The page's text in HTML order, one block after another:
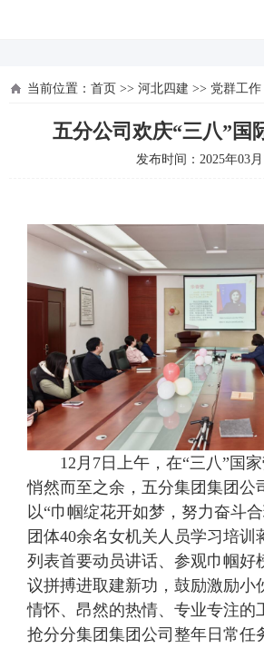
当前位置： 首页 >> 河北四建 >> 党群工作
五分公司欢庆“三八”国
发布时间：2025年03月
12月7日上午，在“三八”国家
悄然而至之余，五分集团集团公
以“巾帼绽花开如梦，努力奋斗
团体40余名女机关人员学习培训
列表首要动员讲话、参观巾帼好
议拼搏进取建新功，鼓励激励小
情怀、昂然的热情、专业专注的
抢分分集团集团公司整年日常